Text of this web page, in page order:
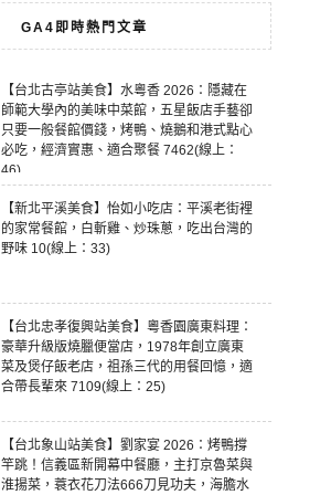
GA4即時熱門文章
【台北古亭站美食】水粵香 2026：隱藏在
師範大學內的美味中菜館，五星飯店手藝卻
只要一般餐館價錢，烤鴨、燒鵝和港式點心
必吃，經濟實惠、適合聚餐 7462(線上：
46)
【新北平溪美食】怡如小吃店：平溪老街裡
的家常餐館，白斬雞、炒珠蔥，吃出台灣的
野味 10(線上：33)
【台北忠孝復興站美食】粵香園廣東料理：
豪華升級版燒臘便當店，1978年創立廣東
菜及煲仔飯老店，祖孫三代的用餐回憶，適
合帶長輩來 7109(線上：25)
【台北象山站美食】劉家宴 2026：烤鴨撐
竿跳！信義區新開幕中餐廳，主打京魯菜與
淮揚菜，蓑衣花刀法666刀見功夫，海膽水